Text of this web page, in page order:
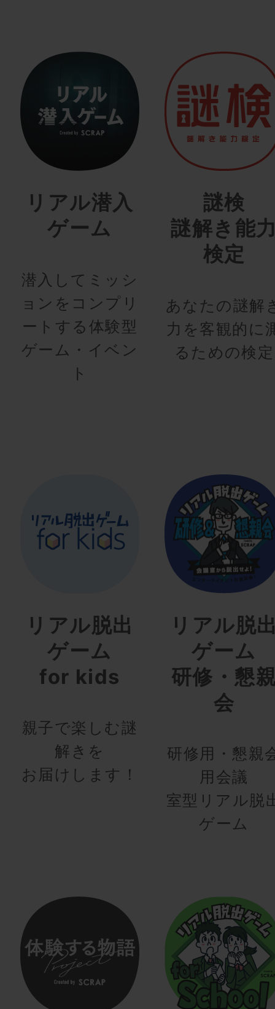
リアル潜入
ゲーム
潜入してミッシ
ョンをコンプリ
ートする体験型
ゲーム・イベン
ト
謎検
謎解き能
検定
あなたの謎解
力を客観的に
るための検定
リアル脱出
ゲーム
for kids
親子で楽しむ謎
解きを
お届けします！
リアル脱
ゲーム
研修・懇
会
研修用・懇親
用会議
室型リアル脱
ゲーム